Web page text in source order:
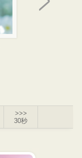
>>>
30秒